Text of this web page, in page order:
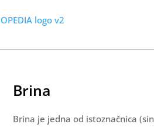
Brina
Brina je jedna od istoznačnica